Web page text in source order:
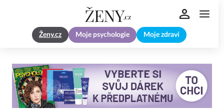
Ženy.cz Moje psychologie Moje zdraví